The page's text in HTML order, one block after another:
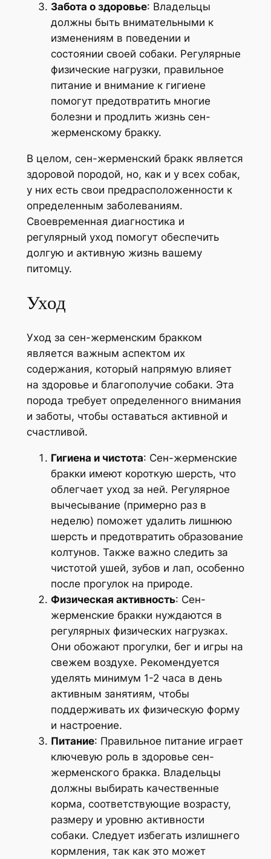
Забота о здоровье: Владельцы
должны быть внимательными к
изменениям в поведении и
состоянии своей собаки. Регулярные
физические нагрузки, правильное
питание и внимание к гигиене
помогут предотвратить многие
болезни и продлить жизнь сен-
жерменскому бракку.
В целом, сен-жерменский бракк является
здоровой породой, но, как и у всех собак,
у них есть свои предрасположенности к
определенным заболеваниям.
Своевременная диагностика и
регулярный уход помогут обеспечить
долгую и активную жизнь вашему
питомцу.
Уход
Уход за сен-жерменским бракком
является важным аспектом их
содержания, который напрямую влияет
на здоровье и благополучие собаки. Эта
порода требует определенного внимания
и заботы, чтобы оставаться активной и
счастливой.
Гигиена и чистота: Сен-жерменские
бракки имеют короткую шерсть, что
облегчает уход за ней. Регулярное
вычесывание (примерно раз в
неделю) поможет удалить лишнюю
шерсть и предотвратить образование
колтунов. Также важно следить за
чистотой ушей, зубов и лап, особенно
после прогулок на природе.
Физическая активность: Сен-
жерменские бракки нуждаются в
регулярных физических нагрузках.
Они обожают прогулки, бег и игры на
свежем воздухе. Рекомендуется
уделять минимум 1-2 часа в день
активным занятиям, чтобы
поддерживать их физическую форму
и настроение.
Питание: Правильное питание играет
ключевую роль в здоровье сен-
жерменского бракка. Владельцы
должны выбирать качественные
корма, соответствующие возрасту,
размеру и уровню активности
собаки. Следует избегать излишнего
кормления, так как это может